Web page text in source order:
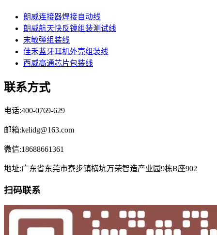
朗威连接器焊接自动线
朗威航天快反镜组装测试线
末敏弹组装线
佳禾蓝牙耳机外壳组装线
西威高通芯片包装线
联系方式
电话:400-0769-629
邮箱:kelidg@163.com
微信:18688661361
地址:广东省东莞市寮步镇横坑万荣智造产业园9栋B座902
扫码联系